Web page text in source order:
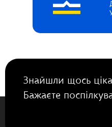
Знайшли щось
Бажаєте